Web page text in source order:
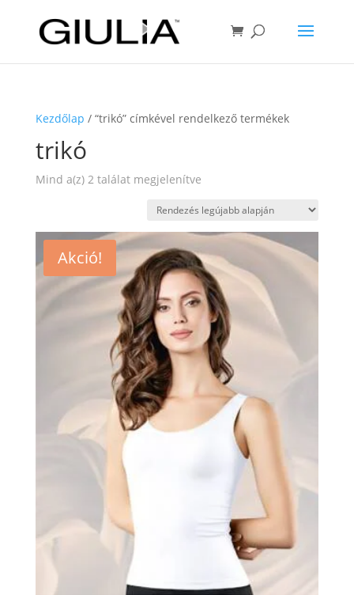
Kezdőlap / “trikó” címkével rendelkező termékek
trikó
Mind a(z) 2 találat megjelenítveSorted
latest
Akció!